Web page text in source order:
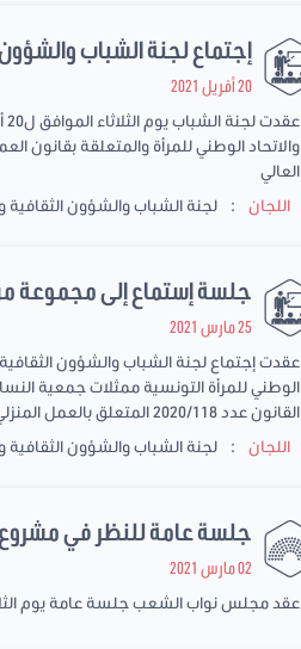
إجتماع لجنة الشباب
20 أفريل 2021
العالي
اللجان
: لجنة الشباب والشؤون الثقافية
جلسة إستماع إلى مجموعة من الجمعيات
25 مارس 2021
الوطني للمرأة التونسية ممثلات جمعية
القانون عدد 2020/118 المتعلق بالعمل المنزلي.
اللجان
: لجنة الشباب والشؤون الثقافية
جلسة عامة للنظر في مشروع القانون عدد 2020/118
02 مارس 2021
عقد مجلس نواب الشعب جلسة عامة يوم الثلاثاء 02 مارس 2021 للنظرفي مشروع القانون عدد 2020/118 المتعلق بتنظيم